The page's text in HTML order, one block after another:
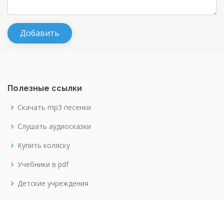
Полезные ссылки
Скачать mp3 песенки
Слушать аудиосказки
Купить коляску
Учебники в pdf
Детские учреждения